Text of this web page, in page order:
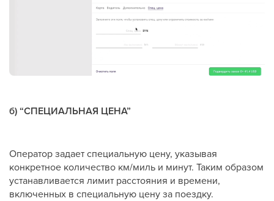
б) “СПЕЦИАЛЬНАЯ ЦЕНА”
Оператор задает специальную цену, указывая
конкретное количество км/миль и минут. Таким образом
устанавливается лимит расстояния и времени,
включенных в специальную цену за поездку.